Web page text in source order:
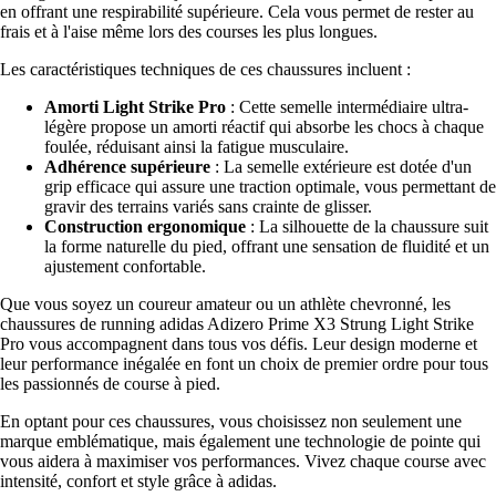
en offrant une respirabilité supérieure. Cela vous permet de rester au
frais et à l'aise même lors des courses les plus longues.
Les caractéristiques techniques de ces chaussures incluent :
Amorti Light Strike Pro : Cette semelle intermédiaire ultra-
légère propose un amorti réactif qui absorbe les chocs à chaque
foulée, réduisant ainsi la fatigue musculaire.
Adhérence supérieure : La semelle extérieure est dotée d'un
grip efficace qui assure une traction optimale, vous permettant de
gravir des terrains variés sans crainte de glisser.
Construction ergonomique : La silhouette de la chaussure suit
la forme naturelle du pied, offrant une sensation de fluidité et un
ajustement confortable.
Que vous soyez un coureur amateur ou un athlète chevronné, les
chaussures de running adidas Adizero Prime X3 Strung Light Strike
Pro vous accompagnent dans tous vos défis. Leur design moderne et
leur performance inégalée en font un choix de premier ordre pour tous
les passionnés de course à pied.
En optant pour ces chaussures, vous choisissez non seulement une
marque emblématique, mais également une technologie de pointe qui
vous aidera à maximiser vos performances. Vivez chaque course avec
intensité, confort et style grâce à adidas.